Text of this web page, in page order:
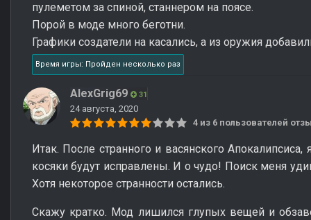
пулеметом за спиной, станнером на поясе.
Порой в моде много беготни.
Графики создатели на касались, а из оружия
Время игры: Пройден несколько раз
AlexGrig69 31
24 августа, 2020
4 из 6 пользователей
Итак. После странного и васянского
косяки будут исправлены. И о чудо! Поиск меня
Хотя некоторое странности остались.
Скажу кратко. Мод лишился глупых вещей и